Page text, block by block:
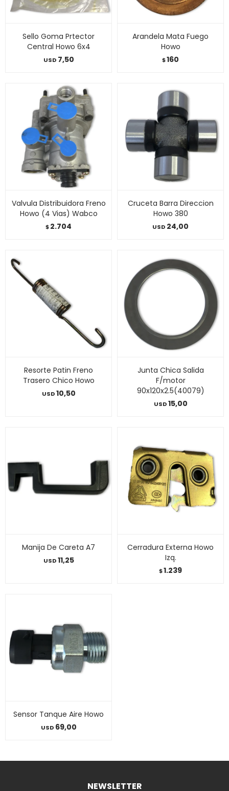
Sello Goma Prtector
Central Howo 6x4
USD 7,50
Arandela Mata Fuego
Howo
$160
Valvula Distribuidora Freno
Howo (4 Vias) Wabco
$2.704
Cruceta Barra Direccion
Howo 380
USD 24,00
Resorte Patin Freno
Trasero Chico Howo
USD10,50
Junta Chica Salida
F/motor
90x120x2.5(40079)
USD15,00
Manija De Careta A7
USD11,25
Cerradura Externa Howo
Izq.
$1.239
Sensor Tanque Aire Howo
USD 69,00
NEWSLETTER